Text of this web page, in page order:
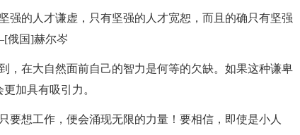
强的人才谦虚，只有坚强的人才宽恕，而且的确只有坚强
俄国]赫尔岑
，在大自然面前自己的智力是何等的欠缺。如果这种谦卑
加具有吸引力。
要想工作，便会涌现无限的力量！要相信，即使是小人